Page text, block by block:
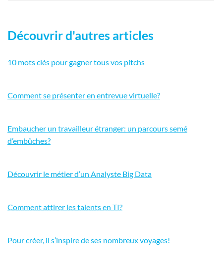
Découvrir d'autres articles
10 mots clés pour gagner tous vos pitchs
Comment se présenter en entrevue virtuelle?
Embaucher un travailleur étranger: un parcours semé
d’embûches?
Découvrir le métier d’un Analyste Big Data
Comment attirer les talents en TI?
Pour créer, il s’inspire de ses nombreux voyages!